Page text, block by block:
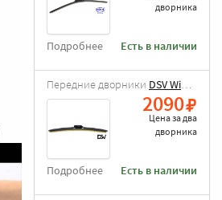
дворника
Есть в наличии
Подробнее
Передние дворники DSV Wiper Blade
2090
Цена задва
дворника
Есть в наличии
Подробнее